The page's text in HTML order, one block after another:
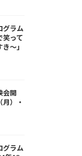
グラム
笑って
〜」
会開
）・
グラム